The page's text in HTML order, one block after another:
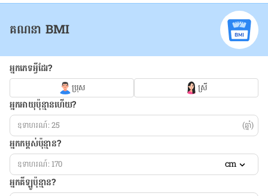
គណនា BMI
អ្នកភេទអ្វីដែរ?
ប្រុស ស្រី
អ្នកអាយុប៉ុន្មានហើយ?
(ឆ្នាំ)
អ្នកកម្ពស់ប៉ុន្មាន?
cm
អ្នកគីឡូប៉ុន្មាន?